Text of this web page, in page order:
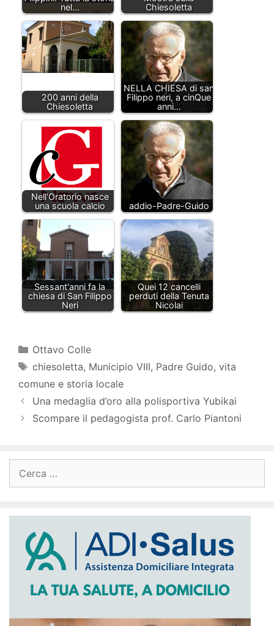
nel…
Chiesoletta
200 anni della
Chiesoletta
NELLA CHIESA di san
Filippo neri, a cinQue
anni…
Nell'Oratorio nasce
una scuola calcio
addio-Padre-Guido
Sessant'anni fa la
chiesa di San Filippo
Neri
Quei 12 cancelli
perduti della Tenuta
Nicolai
Categorie
Ottavo Colle
Tag
chiesoletta, Municipio VIII, Padre Guido, vita
comune e storia locale
Una medaglia d’oro alla polisportiva Yubikai
Scompare il pedagogista prof. Carlo Piantoni
per: